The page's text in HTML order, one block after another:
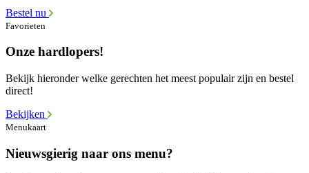
Bestel nu
Favorieten
Onze hardlopers!
Bekijk hieronder welke gerechten het meest populair zijn en bestel
direct!
Bekijken
Menukaart
Nieuwsgierig naar ons menu?